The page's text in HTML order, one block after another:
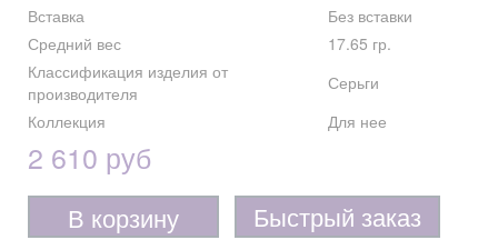
Вставка
Без вставки
Средний вес
17.65 гр.
Классификация изделия от
производителя
Серьги
Коллекция
Для нее
2 610 руб
В корзину Быстрый заказ